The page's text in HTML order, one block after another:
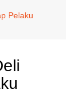
Pelaku